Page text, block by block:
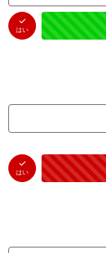
はい
はい
（0件）
未投票
はい